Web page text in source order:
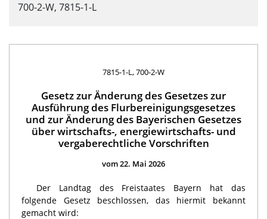
700-2-W, 7815-1-L
7815-1-L, 700-2-W
Gesetz zur Änderung des Gesetzes zur
Ausführung des Flurbereinigungsgesetzes
und zur Änderung des Bayerischen Gesetzes
über wirtschafts-, energiewirtschafts- und
vergaberechtliche Vorschriften
vom 22. Mai 2026
Der Landtag des Freistaates Bayern hat das
folgende Gesetz beschlossen, das hiermit bekannt
gemacht wird: